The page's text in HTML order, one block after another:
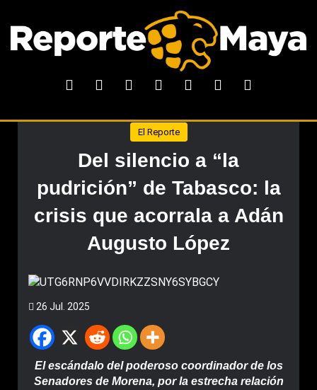
El Reporte
Del silencio a “la
pudrición” de Tabasco: la
crisis que acorrala a Adán
Augusto López
26 Jul. 2025
El escándalo del poderoso coordinador de los
Senadores de Morena, por la estrecha relación